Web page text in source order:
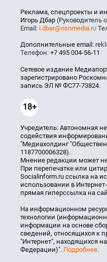
Реклама, спецпроекты и
Игорь Дбар (Руководитель
Email: i.dbar@osnmedia.ru
Дополнительные email:
Телефон: +7 495 004-56-11
Сетевое издание
зарегистрировано
запись ЭЛ № ФС77-73824.
18+
Учредитель: Автономная
содействия
"Медиахолдинг
1187700006328).
Мнение редакции может
При перепечатке или
Socialinform.ru ссылка на
использовании в
прямая гиперссылка на
На информационном
технологии
информации на основе
сведений, относящихся к
"Интернет", находящихся
Федерации)". Подробнее.